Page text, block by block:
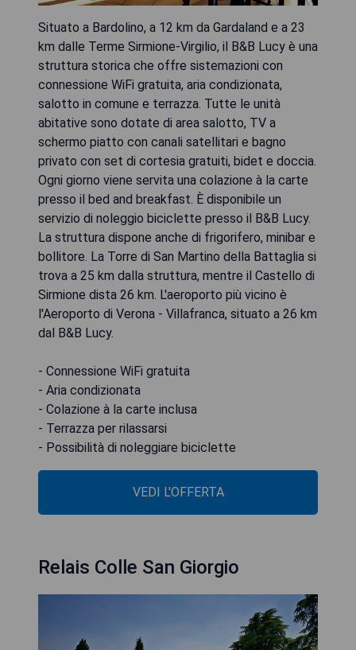
Situato a Bardolino, a 12 km da Gardaland e a 23
km dalle Terme Sirmione-Virgilio, il B&B Lucy è una
struttura storica che offre sistemazioni con
connessione WiFi gratuita, aria condizionata,
salotto in comune e terrazza. Tutte le unità
abitative sono dotate di area salotto, TV a
schermo piatto con canali satellitari e bagno
privato con set di cortesia gratuiti, bidet e doccia.
Ogni giorno viene servita una colazione à la carte
presso il bed and breakfast. È disponibile un
servizio di noleggio biciclette presso il B&B Lucy.
La struttura dispone anche di frigorifero, minibar e
bollitore. La Torre di San Martino della Battaglia si
trova a 25 km dalla struttura, mentre il Castello di
Sirmione dista 26 km. L'aeroporto più vicino è
l'Aeroporto di Verona - Villafranca, situato a 26 km
dal B&B Lucy.
- Connessione WiFi gratuita
- Aria condizionata
- Colazione à la carte inclusa
- Terrazza per rilassarsi
- Possibilità di noleggiare biciclette
VEDI L'OFFERTA
Relais Colle San Giorgio